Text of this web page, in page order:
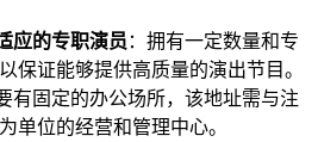
应的专职演员 ：拥有一定数量和专
保证能够提供高质量的演出节目。
有固定的办公场所，该地址需与注
单位的经营和管理中心。